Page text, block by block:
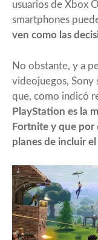
usuarios de Xbox
smartphones
ven como las
No obstante, y a
videojuegos, Sony
que, como indicó
PlayStation es la
Fortnite y que
planes de incluir